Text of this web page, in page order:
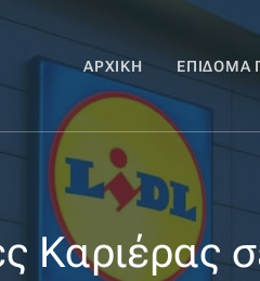
ΑΡΧΙΚΉ ΕΠΊΔΟΜΑ
Καριέρας